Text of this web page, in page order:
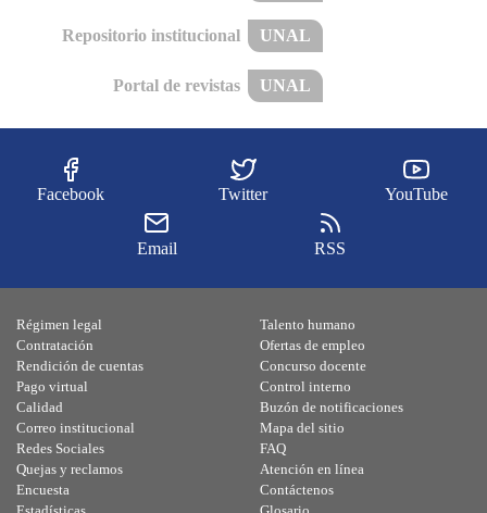
Repositorio institucional UNAL
Portal de revistas UNAL
Facebook Twitter YouTube
Email RSS
Régimen legal
Contratación
Rendición de cuentas
Pago virtual
Calidad
Talento humano
Ofertas de empleo
Concurso docente
Control interno
Buzón de notificaciones
Correo institucional
Redes Sociales
Quejas y reclamos
Encuesta
Mapa del sitio
FAQ
Atención en línea
Contáctenos